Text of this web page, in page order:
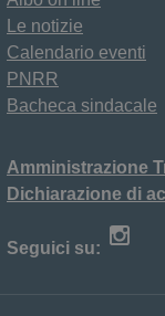
Le notizie
Calendario eventi
PNRR
Bacheca sindacale
Amministrazione
Dichiarazione di
Seguici su: